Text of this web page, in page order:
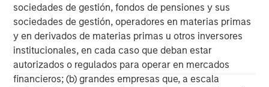
sociedades de gestión, fondos de pensiones y sus
sociedades de gestión, operadores en materias primas
y en derivados de materias primas u otros inversores
institucionales, en cada caso que deban estar
autorizados o regulados para operar en mercados
financieros; (b) grandes empresas que, a escala
The views and opinions are those of the author as of the date of
publication and are subject to change at any time due to market
or economic conditions and may not necessarily come to pass.
The views expressed do not reflect the opinions of all
investment personnel at Morgan Stanley Investment
Management (MSIM) and its subsidiaries and affiliates
(collectively the Firm”), and may not be reflected in all the
strategies and products that the Firm offers.